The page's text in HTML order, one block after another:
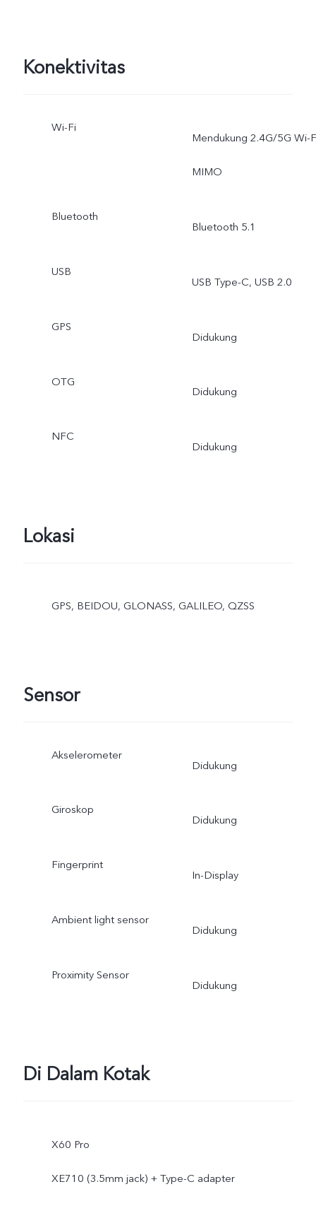
Konektivitas
Wi-Fi
Mendukung 2.4G/5G Wi-
MIMO
Bluetooth
Bluetooth 5.1
USB
USB Type-C, USB 2.0
GPS
Didukung
OTG
Didukung
NFC
Didukung
Lokasi
GPS, BEIDOU, GLONASS, GALILEO, QZSS
Sensor
Akselerometer
Didukung
Giroskop
Didukung
Fingerprint
In-Display
Ambient light sensor
Didukung
Proximity Sensor
Didukung
Di Dalam Kotak
X60 Pro
XE710 (3.5mm jack) + Type-C adapter